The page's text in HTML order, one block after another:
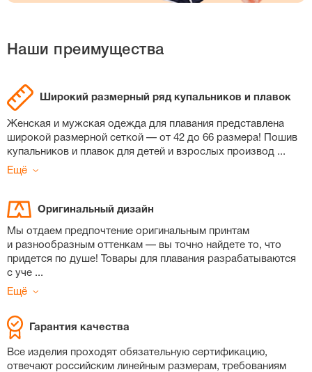
Наши преимущества
Широкий размерный ряд купальников и плавок
Женская и мужская одежда для плавания представлена
широкой размерной сеткой — от 42 до 66 размера! Пошив
купальников и плавок для детей и взрослых производ ...
Ещё
Оригинальный дизайн
Мы отдаем предпочтение оригинальным принтам
и разнообразным оттенкам — вы точно найдете то, что
придется по душе! Товары для плавания разрабатываются
с уче ...
Ещё
Гарантия качества
Все изделия проходят обязательную сертификацию,
отвечают российским линейным размерам, требованиям